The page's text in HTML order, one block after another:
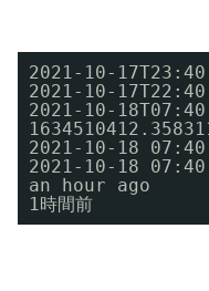
2021-10-
2021-10-
2021-10-
2021-10-18
2021-10-18
an hour ago
1時間前